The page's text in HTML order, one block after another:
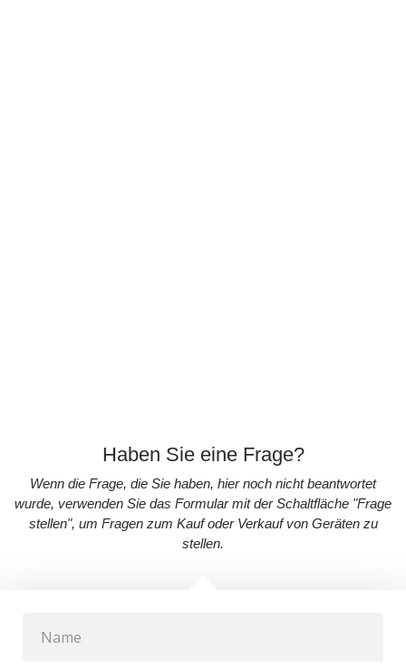
Haben Sie eine Frage?
Wenn die Frage, die Sie haben, hier noch nicht beantwortet
wurde, verwenden Sie das Formular mit der Schaltfläche "Frage
stellen", um Fragen zum Kauf oder Verkauf von Geräten zu
stellen.